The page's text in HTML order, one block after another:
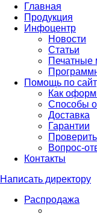
Главная
Продукция
Инфоцентр
Новости
Статьи
Печатные
Помощь по
Как
Способы
Доставка
Гарантии
Проверить
Вопрос-
Контакты
Написать директору
Распродажа